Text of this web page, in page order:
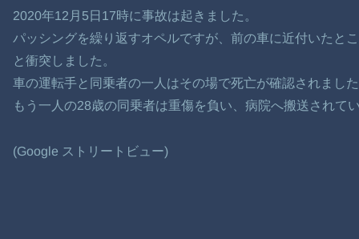
2020年12月5日17時に事故は起きました。
パッシングを繰り返すオペルですが、前の車に近付いたと
と衝突しました。
車の運転手と同乗者の一人はその場で死亡が確認されまし
もう一人の28歳の同乗者は重傷を負い、病院へ搬送されて
(Google ストリートビュー)